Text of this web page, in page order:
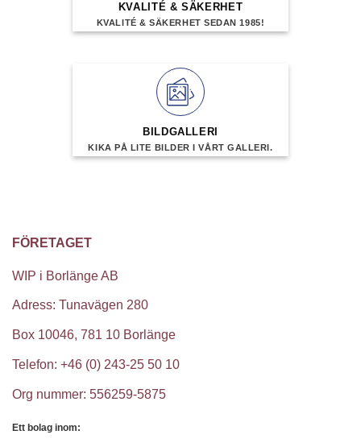
KVALITÉ & SÄKERHET
KVALITÉ & SÄKERHET SEDAN 1985!
BILDGALLERI
KIKA PÅ LITE BILDER I VÅRT GALLERI.
FÖRETAGET
WIP i Borlänge AB
Adress: Tunavägen 280
Box 10046, 781 10 Borlänge
Telefon: +46 (0) 243-25 50 10
Org nummer: 556259-5875
Ett bolag inom: